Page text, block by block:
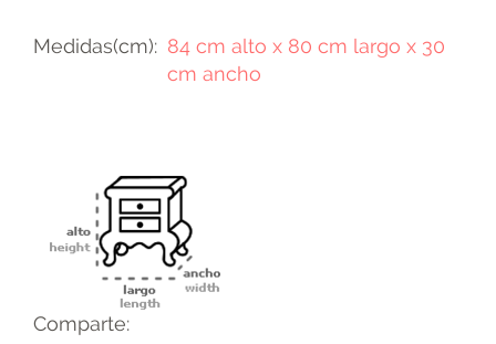
Medidas(cm)
84 cm alto x 80 cm largo x 30
cm ancho
Comparte: